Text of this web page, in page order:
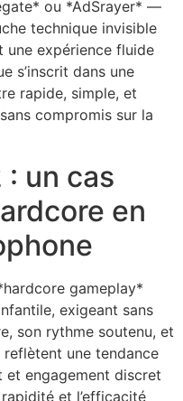
ou *AdSrayer* —
technique invisible
une expérience fluide
s’inscrit dans une
rapide, simple, et
compromis sur la
: un cas
en
gameplay*
exigeant sans
son rythme soutenu, et
une tendance
et engagement discret
et l’efficacité